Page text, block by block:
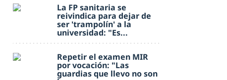
La FP sanitaria se
reivindica para dejar de
ser 'trampolín' a la
universidad: "Es...
Repetir el examen MIR
por vocación: "Las
guardias que llevo no son